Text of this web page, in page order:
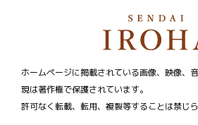
ホームページに掲載されている画像、映像、
現は著作権で保護されています。
許可なく転載、転用、複製等することは禁じら